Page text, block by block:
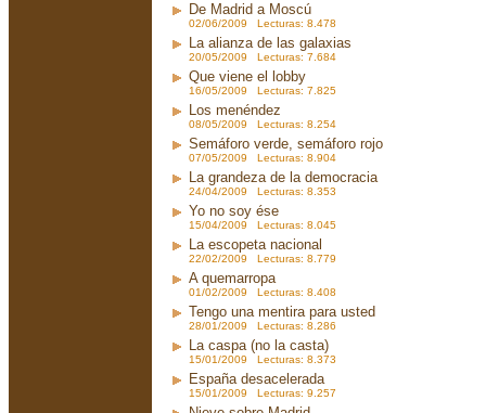
De Madrid a Moscú
02/06/2009 Lecturas: 8.478
La alianza de las galaxias
20/05/2009 Lecturas: 7.684
Que viene el lobby
16/05/2009 Lecturas: 7.825
Los menéndez
08/05/2009 Lecturas: 8.254
Semáforo verde, semáforo rojo
07/05/2009 Lecturas: 8.904
La grandeza de la democracia
24/04/2009 Lecturas: 8.353
Yo no soy ése
15/04/2009 Lecturas: 8.045
La escopeta nacional
22/02/2009 Lecturas: 8.779
A quemarropa
01/02/2009 Lecturas: 8.408
Tengo una mentira para usted
28/01/2009 Lecturas: 8.286
La caspa (no la casta)
15/01/2009 Lecturas: 8.373
España desacelerada
15/01/2009 Lecturas: 9.257